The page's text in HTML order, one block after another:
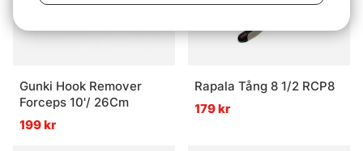
Gunki Hook Remover
Forceps 10'/ 26Cm
199 kr
Rapala Tång 8 1/2 RCP8
179 kr